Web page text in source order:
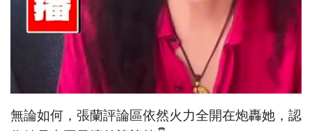
無論如何，張蘭評論區依然火力全開在炮轟她，認